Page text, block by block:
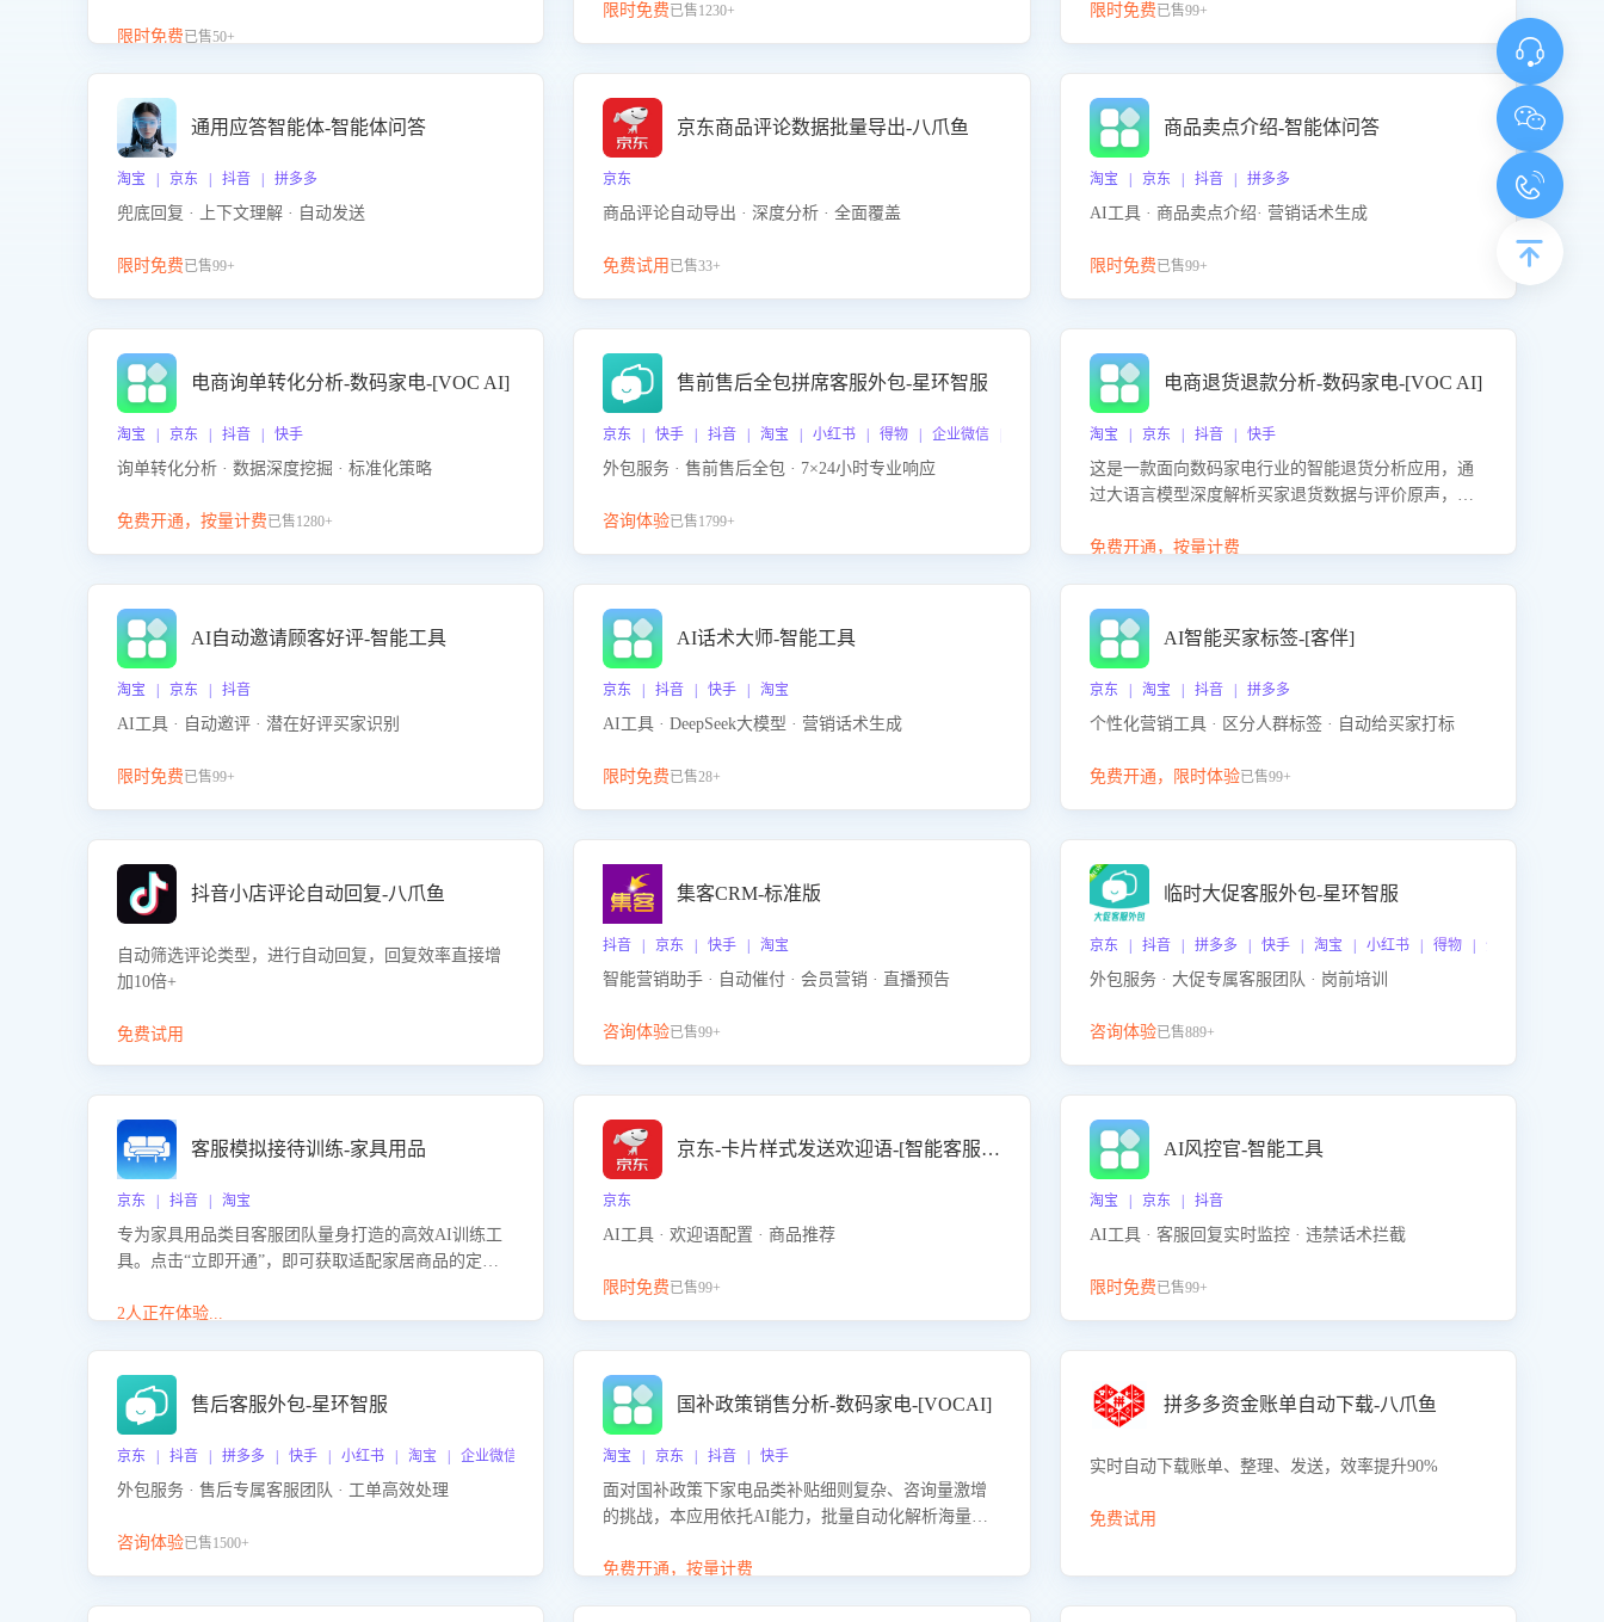
升客服售前转化率。点击 “立即开通”，快速获取影音
限时免费已售50+
限时免费已售1230+ 限时免费已售99+
通用应答智能体-智能体问答
淘宝 | 京东 | 抖音 | 拼多多
兜底回复 · 上下文理解 · 自动发送
限时免费已售99+
京东商品评论数据批量导出-八爪鱼
京东
商品评论自动导出 · 深度分析 · 全面覆盖
免费试用 已售33+
商品卖点介绍-智能体问答
淘宝 | 京东 | 抖音 | 拼多多
AI工具 · 商品卖点介绍· 营销话术生成
限时免费已售99+
电商询单转化分析-数码家电-[VOC AI]
淘宝 | 京东 | 抖音 | 快手
询单转化分析 · 数据深度挖掘 · 标准化策略
免费开通，按量计费已售1280+
售前售后全包拼席客服外包-星环智服
京东 | 快手 | 抖音 | 淘宝 | 小红书 | 得物 | 企业微信 | 跨平台
外包服务 · 售前售后全包 · 7×24小时专业响应
咨询体验已售1799+
电商退货退款分析-数码家电-[VOC AI]
淘宝 | 京东 | 抖音 | 快手
这是一款面向数码家电行业的智能退货分析应用，通
过大语言模型深度解析买家退货数据与评价原声，精
因，并输出可落地的改进建议，通过挖掘用户痛点驱
免费开通，按量计费
AI自动邀请顾客好评-智能工具
淘宝 | 京东 | 抖音
AI工具 · 自动邀评 · 潜在好评买家识别
限时免费已售99+
AI话术大师-智能工具
京东 | 抖音 | 快手 | 淘宝
AI工具 · DeepSeek大模型 · 营销话术生成
限时免费已售28+
AI智能买家标签-[客伴]
京东 | 淘宝 | 抖音 | 拼多多
个性化营销工具 · 区分人群标签 · 自动给买家打标
免费开通，限时体验已售99+
抖音小店评论自动回复-八爪鱼
自动筛选评论类型，进行自动回复，回复效率直接增
加10倍+
免费试用
集客CRM-标准版
抖音 | 京东 | 快手 | 淘宝
智能营销助手 · 自动催付 · 会员营销 · 直播预告
咨询体验已售99+
临时大促客服外包-星环智服
京东 | 抖音 | 拼多多 | 快手 | 淘宝 | 小红书 | 得物 | 企业微信
外包服务 · 大促专属客服团队 · 岗前培训
咨询体验已售889+
客服模拟接待训练-家具用品
京东 | 抖音 | 淘宝
专为家具用品类目客服团队量身打造的高效AI训练工
具。点击“立即开通”，即可获取适配家居商品的定制
客服在家具用品功能、尺寸参数咨询等高频场景下的
2人正在体验...
京东-卡片样式发送欢迎语-[智能客服机器人]
京东
AI工具 · 欢迎语配置 · 商品推荐
限时免费已售99+
AI风控官-智能工具
淘宝 | 京东 | 抖音
AI工具 · 客服回复实时监控 · 违禁话术拦截
限时免费已售99+
售后客服外包-星环智服
京东 | 抖音 | 拼多多 | 快手 | 小红书 | 淘宝 | 企业微信
外包服务 · 售后专属客服团队 · 工单高效处理
咨询体验已售1500+
国补政策销售分析-数码家电-[VOCAI]
淘宝 | 京东 | 抖音 | 快手
面对国补政策下家电品类补贴细则复杂、咨询量激增
的挑战，本应用依托AI能力，批量自动化解析海量客
政策的关注焦点与购买意向，深度洞察决策动因。同
免费开通，按量计费
拼多多资金账单自动下载-八爪鱼
实时自动下载账单、整理、发送，效率提升90%
免费试用